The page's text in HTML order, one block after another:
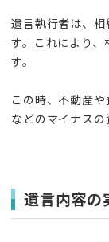
遺言執行者は、
す。これにより
す。
この時、不動産
などのマイナスの
遺言内容の